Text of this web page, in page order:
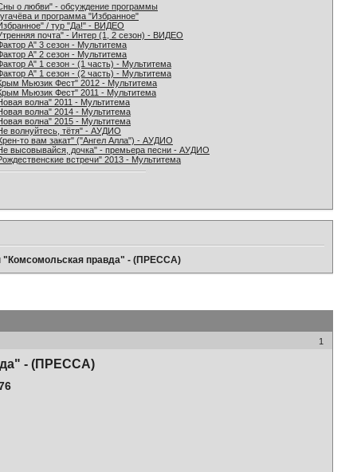
о любви" - обсуждение программы
и программа "Избранное"
/ тур "Да!" - ВИДЕО
почта" - Интер (1, 2 сезон) - ВИДЕО
А" 3 сезон - Мультитема
А" 2 сезон - Мультитема
А" 1 сезон - (1 часть) - Мультитема
А" 1 сезон - (2 часть) - Мультитема
Мьюзик Фест" 2012 - Мультитема
Мьюзик Фест" 2011 - Мультитема
волна" 2011 - Мультитема
волна" 2014 - Мультитема
волна" 2015 - Мультитема
волнуйтесь, тётя" - АУДИО
то вам закат" ("Ангел Алла") - АУДИО
высовывайся, дочка" - премьера песни - АУДИО
встречи" 2013 - Мультитема
"Комсомольская правда" - (ПРЕССА)
1
- (ПРЕССА)